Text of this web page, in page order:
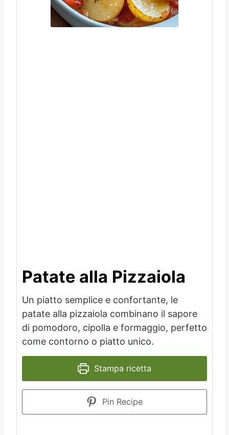
Patate alla Pizzaiola
Un piatto semplice e confortante, le
patate alla pizzaiola combinano il sapore
di pomodoro, cipolla e formaggio, perfetto
come contorno o piatto unico.
Stampa ricetta
Pin Recipe